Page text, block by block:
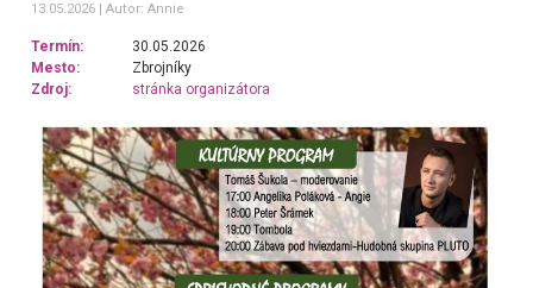
13.05.2026 Autor: Annie
Termín:
30.05.2026
Mesto:
Zbrojníky
Zdroj:
stránka organizátora